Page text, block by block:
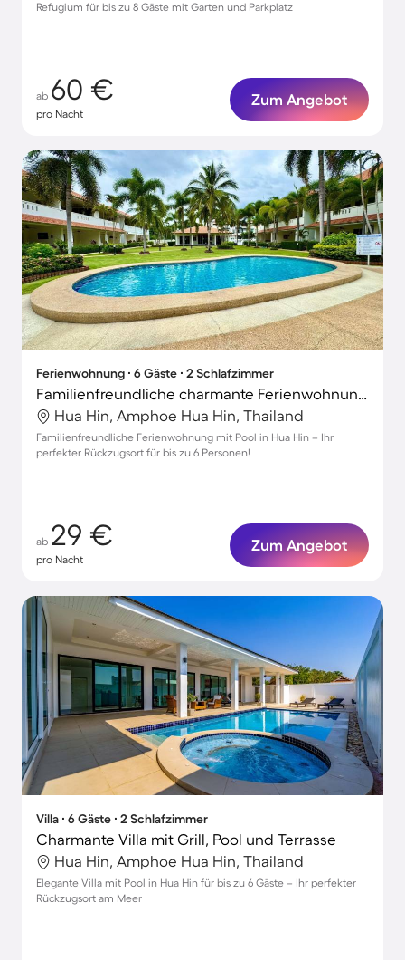
Refugium für bis zu 8 Gäste mit Garten und Parkplatz
ab 60 €
pro Nacht
Zum Angebot
Ferienwohnung ∙ 6 Gäste ∙ 2 Schlafzimmer
Familienfreundliche charmante Ferienwohnung mit Pool und Terrasse
Hua Hin, Amphoe Hua Hin, Thailand
Familienfreundliche Ferienwohnung mit Pool in Hua Hin – Ihr
perfekter Rückzugsort für bis zu 6 Personen!
ab 29 €
pro Nacht
Zum Angebot
Villa ∙ 6 Gäste ∙ 2 Schlafzimmer
Charmante Villa mit Grill, Pool und Terrasse
Hua Hin, Amphoe Hua Hin, Thailand
Elegante Villa mit Pool in Hua Hin für bis zu 6 Gäste – Ihr perfekter
Rückzugsort am Meer